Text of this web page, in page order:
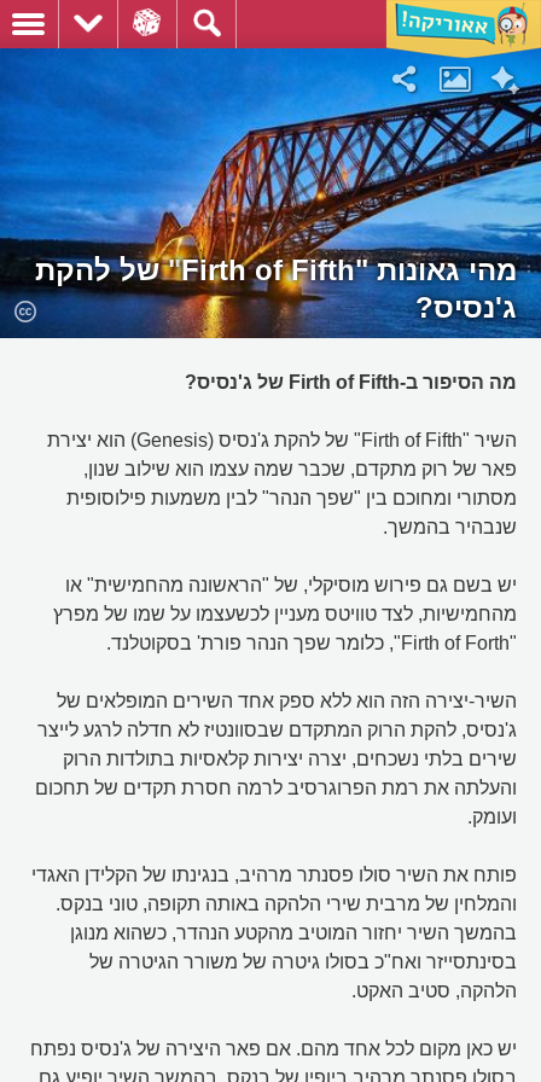
מהי גאונות "Firth of Fifth" של להקת
ג'נסיס?
מה הסיפור ב-Firth of Fifth של ג'נסיס?
השיר "Firth of Fifth" של להקת ג'נסיס (Genesis) הוא יצירת
פאר של רוק מתקדם, שכבר שמה עצמו הוא שילוב שנון,
מסתורי ומחוכם בין "שפך הנהר" לבין משמעות פילוסופית
שנבהיר בהמשך.
יש בשם גם פירוש מוסיקלי, של "הראשונה מהחמישית" או
מהחמישיות, לצד טוויטס מעניין לכשעצמו על שמו של מפרץ
"Firth of Forth", כלומר שפך הנהר פורת' בסקוטלנד.
השיר-יצירה הזה הוא ללא ספק אחד השירים המופלאים של
ג'נסיס, להקת הרוק המתקדם שבסוונטיז לא חדלה לרגע לייצר
שירים בלתי נשכחים, יצרה יצירות קלאסיות בתולדות הרוק
והעלתה את רמת הפרוגרסיב לרמה חסרת תקדים של תחכום
ועומק.
פותח את השיר סולו פסנתר מרהיב, בנגינתו של הקלידן האגדי
והמלחין של מרבית שירי הלהקה באותה תקופה, טוני בנקס.
בהמשך השיר יחזור המוטיב מהקטע הנהדר, כשהוא מנוגן
בסינתסייזר ואח"כ בסולו גיטרה של משורר הגיטרה של
הלהקה, סטיב האקט.
יש כאן מקום לכל אחד מהם. אם פאר היצירה של ג'נסיס נפתח
בסולו פסנתר מרהיב ביופיו של בנקס, בהמשך השיר יופיע גם